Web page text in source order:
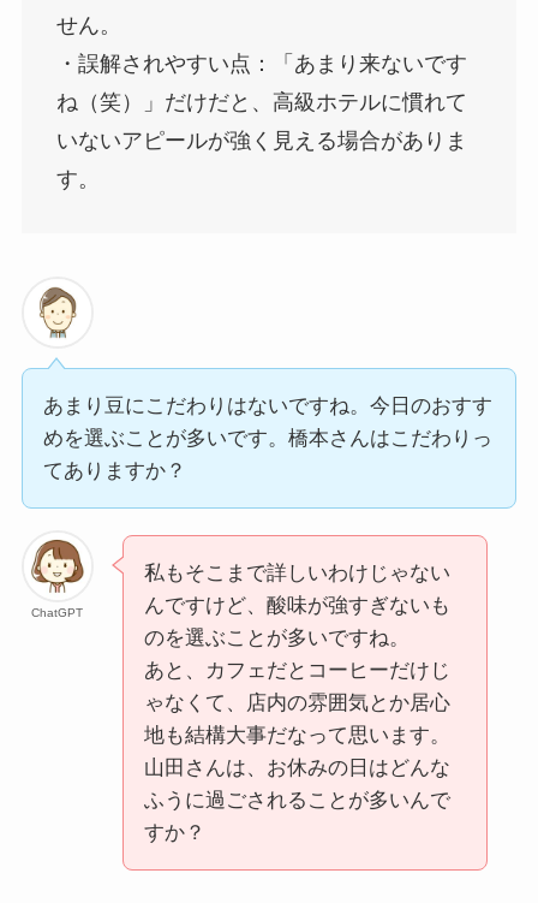
せん。
・誤解されやすい点：「あまり来ないです
ね（笑）」だけだと、高級ホテルに慣れて
いないアピールが強く見える場合がありま
す。
あまり豆にこだわりはないですね。今日のおすす
めを選ぶことが多いです。橋本さんはこだわりっ
てありますか？
ChatGPT
私もそこまで詳しいわけじゃない
んですけど、酸味が強すぎないも
のを選ぶことが多いですね。
あと、カフェだとコーヒーだけじ
ゃなくて、店内の雰囲気とか居心
地も結構大事だなって思います。
山田さんは、お休みの日はどんな
ふうに過ごされることが多いんで
すか？